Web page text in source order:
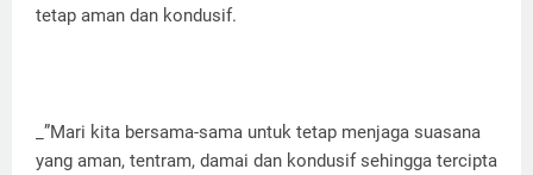
tetap aman dan kondusif.
_”Mari kita bersama-sama untuk tetap menjaga suasana
yang aman, tentram, damai dan kondusif sehingga tercipta